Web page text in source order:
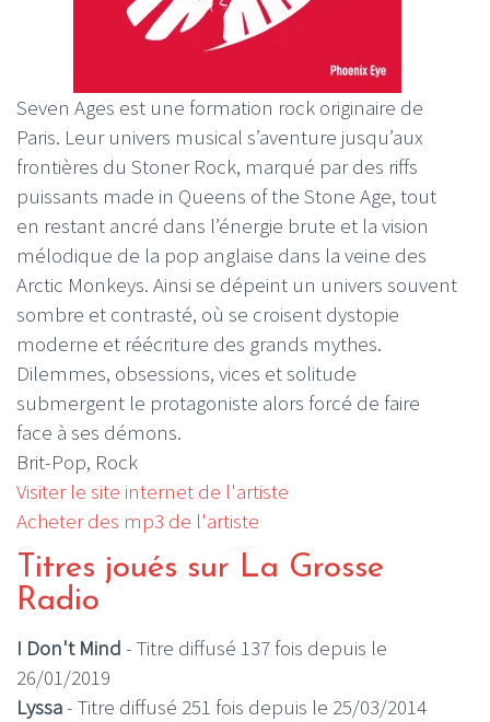
Seven Ages est une formation rock originaire de
Paris. Leur univers musical s’aventure jusqu’aux
frontières du Stoner Rock, marqué par des riffs
puissants made in Queens of the Stone Age, tout
en restant ancré dans l’énergie brute et la vision
mélodique de la pop anglaise dans la veine des
Arctic Monkeys. Ainsi se dépeint un univers souvent
sombre et contrasté, où se croisent dystopie
moderne et réécriture des grands mythes.
Dilemmes, obsessions, vices et solitude
submergent le protagoniste alors forcé de faire
face à ses démons.
Brit-Pop, Rock
Visiter le site internet de l'artiste
Acheter des mp3 de l'artiste
Titres joués sur La Grosse
Radio
I Don't Mind - Titre diffusé 137 fois depuis le
26/01/2019
Lyssa- Titre diffusé 251 fois depuis le 25/03/2014